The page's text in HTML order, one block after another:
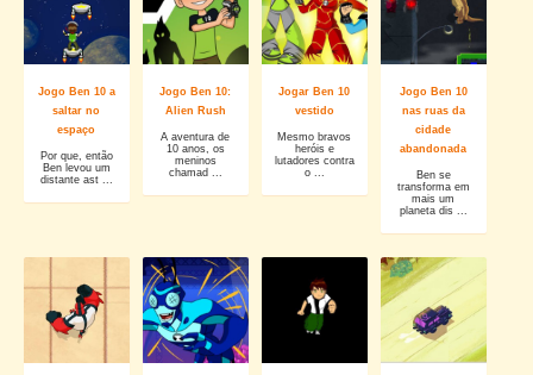
Jogo Ben 10 a
saltar no
espaço
Por que, então
Ben levou um
distante ast ...
Jogo Ben 10:
Alien Rush
A aventura de
10 anos, os
meninos
chamad ...
Jogar Ben 10
vestido
Mesmo bravos
heróis e
lutadores contra
o ...
Jogo Ben 10
nas ruas da
cidade
abandonada
Ben se
transforma em
mais um
planeta dis ...